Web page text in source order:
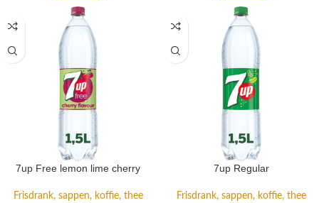
7up Free lemon lime cherry
Frisdrank, sappen, koffie, thee
7up Regular
Frisdrank, sappen, koffie, thee